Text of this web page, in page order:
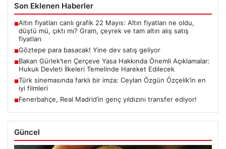
Son Eklenen Haberler
■Altın fiyatları canlı grafik 22 Mayıs: Altın fiyatları ne oldu,
düştü mü, çıktı mı? Gram, çeyrek ve tam altın alış satış
fiyatları
■Göztepe para basacak! Yine dev satış geliyor
■Bakan Gürlek’ten Çerçeve Yasa Hakkında Önemli Açıklamalar:
Hukuk Devleti İlkeleri Temelinde Hareket Edilecek
■Türk sinemasında farklı bir imza: Ceylan Özgün Özçelik’in en
iyi filmleri
■Fenerbahçe, Real Madrid’in genç yıldızını transfer ediyor!
Güncel